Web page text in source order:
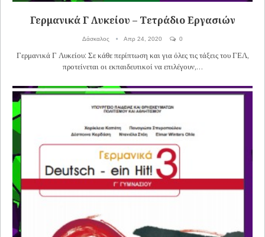
Γερμανικά Γ Λυκείου – Τετράδιο Εργασιών
Δάσκαλος Απρ 24, 2020 0
Γερμανικά Γ Λυκείου: Σε κάθε περίπτωση και για όλες τις τάξεις του ΓΕΛ,
προτείνεται οι εκπαιδευτικοί να επιλέγουν,…